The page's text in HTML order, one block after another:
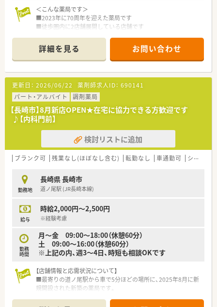
＜こんな薬局です＞
■2023年に70周年を迎えた薬局です
■徒歩圏内に2店舗展開している店舗です
■大学病院前の総合門前薬局です。
■門前の大学病院は特定機能病院として、重症な疾患を中心に受
付されているため、完全予約制＆紹介状がないと受診できないた
め、枚数が多くなることはありません
＜業務内容＞
■処方箋枚数は70～80枚程度です。(冬は感染症等で増)
■薬剤師と事務員は常時2～3名ずつの体制です。
＜休日関連＞
■お盆は2日程度、他従業員と交代でお休みとなります
■年末年始は12/30～1/3までお休みです
詳細を見る お問い合わせ
更新日： 2026/06/22 薬剤師求人ID： 690141
パート・アルバイト
調剤薬局
【長崎市】8月新店OPEN★在宅に協力できる方歓迎です
♪【内科門前】
検討リストに追加
ブランク可 残業なし(ほぼなし含む) 転勤なし 車通勤可 シフト制
勤務地
長崎県 長崎市
道ノ尾駅 (JR長崎本線)
給与
時給2,000円～2,500円
※経験考慮
勤務
時間
月～金 09:00～18:00（休憩60分）
土 09:00～16:00（休憩60分）
※上記の内、週3～4日、時短も相談OKです
【店舗情報と応需状況について】
■最寄りの道ノ尾駅から車で5分ほどの場所に、2025年8月に新
規開設された新築の薬局です。